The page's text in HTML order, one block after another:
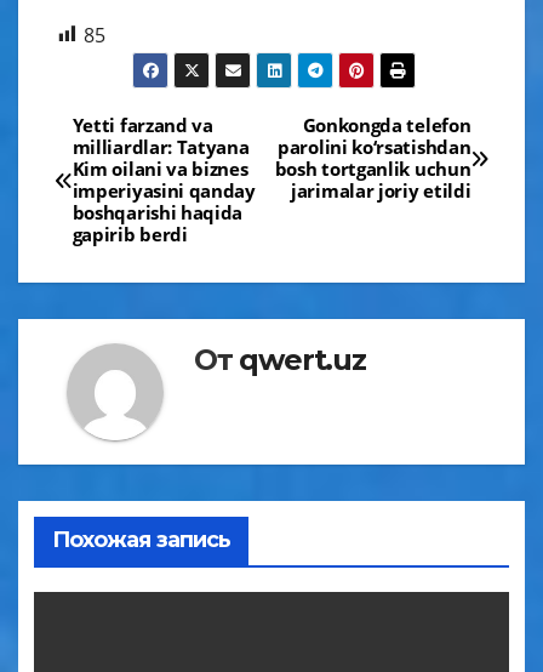
85
Навигация
по
записям
Gonkongda telefon
parolini ko‘rsatishdan
bosh tortganlik uchun
jarimalar joriy etildi
Yetti farzand va
milliardlar: Tatyana
Kim oilani va biznes
imperiyasini qanday
boshqarishi haqida
gapirib berdi
От qwert.uz
Похожая запись